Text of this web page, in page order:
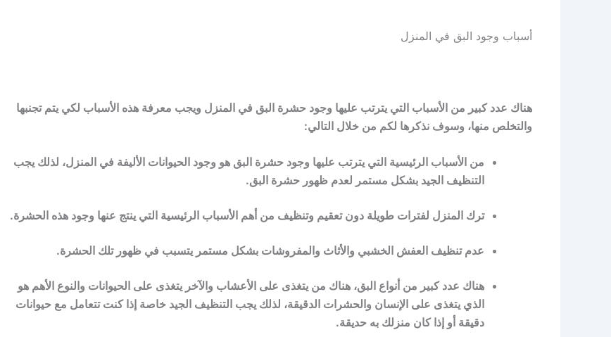
أسباب وجود البق في المنزل
هناك عدد كبير من الأسباب التي يترتب عليها وجود حشرة البق في المنزل ويجب معرفة هذه الأسباب لكي يتم تجنبها
والتخلص منها، وسوف نذكرها لكم من خلال التالي:
من الأسباب الرئيسية التي يترتب عليها وجود حشرة البق هو وجود الحيوانات الأليفة في المنزل، لذلك يجب
التنظيف الجيد بشكل مستمر لعدم ظهور حشرة البق.
ترك المنزل لفترات طويلة دون تعقيم وتنظيف من أهم الأسباب الرئيسية التي ينتج عنها وجود هذه الحشرة.
عدم تنظيف العفش الخشبي والأثاث والمفروشات بشكل مستمر يتسبب في ظهور تلك الحشرة.
هناك عدد كبير من أنواع البق، هناك من يتغذى على الأعشاب والآخر يتغذى على الحيوانات والنوع الأهم هو
الذي يتغذى على الإنسان والحشرات الدقيقة، لذلك يجب التنظيف الجيد خاصة إذا كنت تتعامل مع حيوانات
دقيقة أو إذا كان منزلك به حديقة.